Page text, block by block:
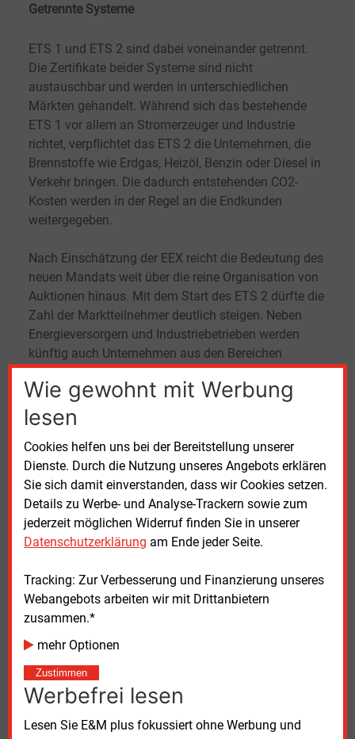
Wie gewohnt mit Werbung
lesen
Cookies helfen uns bei der Bereitstellung unserer
Dienste. Durch die Nutzung unseres Angebots erklären
Sie sich damit einverstanden, dass wir Cookies setzen.
Details zu Werbe- und Analyse-Trackern sowie zum
jederzeit möglichen Widerruf finden Sie in unserer
Datenschutzerklärung am Ende jeder Seite.
Tracking: Zur Verbesserung und Finanzierung unseres
Webangebots arbeiten wir mit Drittanbietern
zusammen.*
mehr Optionen
Zustimmen
Werbefrei lesen
Lesen Sie E&M plus fokussiert ohne Werbung und
Getrennte Systeme
ETS 1 und ETS 2 sind dabei voneinander getrennt.
Die Zertifikate beider Systeme sind nicht
austauschbar und werden in unterschiedlichen
Märkten gehandelt. Während sich das bestehende
ETS 1 vor allem an Stromerzeuger und Industrie
richtet, verpflichtet das ETS 2 die Unternehmen, die
Brennstoffe wie Erdgas, Heizöl, Benzin oder Diesel in
Verkehr bringen. Die dadurch entstehenden CO2-
Kosten werden in der Regel an die Endkunden
weitergegeben.
Nach Einschätzung der EEX reicht die Bedeutung des
neuen Mandats weit über die reine Organisation von
Auktionen hinaus. Mit dem Start des ETS 2 dürfte die
Zahl der Marktteilnehmer deutlich steigen. Neben
Energieversorgern und Industriebetrieben werden
künftig auch Unternehmen aus den Bereichen
Wärmeversorgung, Kraftstoffvertrieb und
Gebäudewirtschaft stärker in den Emissionshandel
eingebunden.
Mehr als 3.200 Auktionen seit 2010
Für Deutschland ist die Entwicklung insofern auch
relevant, dass damit auch das Nationale
Emissionshandelssystem (nEHS) für Wärme und
Verkehr schrittweise in das europäische EU ETS
Marktakteure wird damit der europäische CO2-Markt
zunehmend zur maßgeblichen Preisreferenz.
Die EEX arbeitet bereits seit der Einführung des EU-
Europäischen Kommission zusammen. Nach
Angaben der Börse wurden seit Beginn der Auktionen
im Jahr 2010 mehr als 3.200
Emissionsauktionen